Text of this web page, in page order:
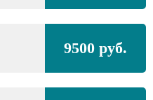
9500 руб.